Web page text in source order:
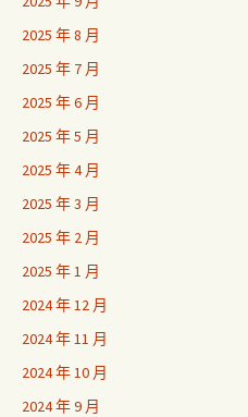
2025 年 8 月
2025 年 7 月
2025 年 6 月
2025 年 5 月
2025 年 4 月
2025 年 3 月
2025 年 2 月
2025 年 1 月
2024 年 12 月
2024 年 11 月
2024 年 10 月
2024 年 9 月